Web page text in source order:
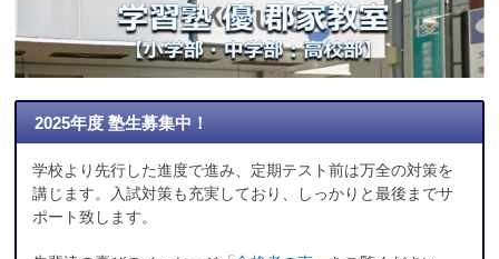
2025年度 塾生募集中！
学校より先行した進度で進み、定期テスト前は万全の対策を
講じます。入試対策も充実しており、しっかりと最後までサ
ポート致します。